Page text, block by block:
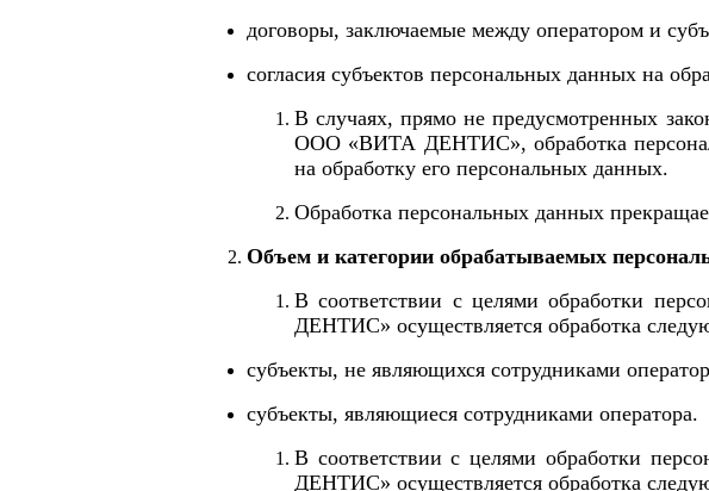
договоры, заключаемые между оператором и
согласия субъектов персональных данных на
В случаях, прямо не предусмотренных
ООО «ВИТА ДЕНТИС», обработка
на обработку его персональных данных.
Обработка персональных данных
Объем и категории обрабатываемых
В соответствии с целями обработки
ДЕНТИС» осуществляется обработка
субъекты, не являющихся сотрудниками
субъекты, являющиеся сотрудниками оператора.
В соответствии с целями обработки
ДЕНТИС» осуществляется обработка